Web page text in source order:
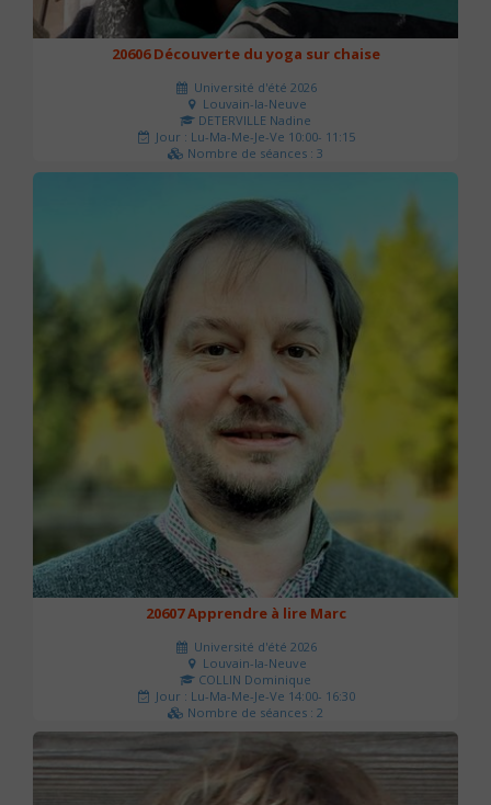
20606 Découverte du yoga sur chaise
Université d'été 2026
Louvain-la-Neuve
DETERVILLE Nadine
Jour : Lu-Ma-Me-Je-Ve 10:00- 11:15
Nombre de séances : 3
30 €
20607 Apprendre à lire Marc
Université d'été 2026
Louvain-la-Neuve
COLLIN Dominique
Jour : Lu-Ma-Me-Je-Ve 14:00- 16:30
Nombre de séances : 2
51 €